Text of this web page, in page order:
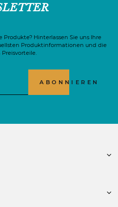
Produkte? Hinterlassen Sie uns Ihre
Produktinformationen und die
Preisvorteile.
ABONNIEREN